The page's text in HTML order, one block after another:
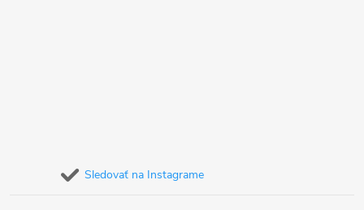
Sledovať na Instagrame